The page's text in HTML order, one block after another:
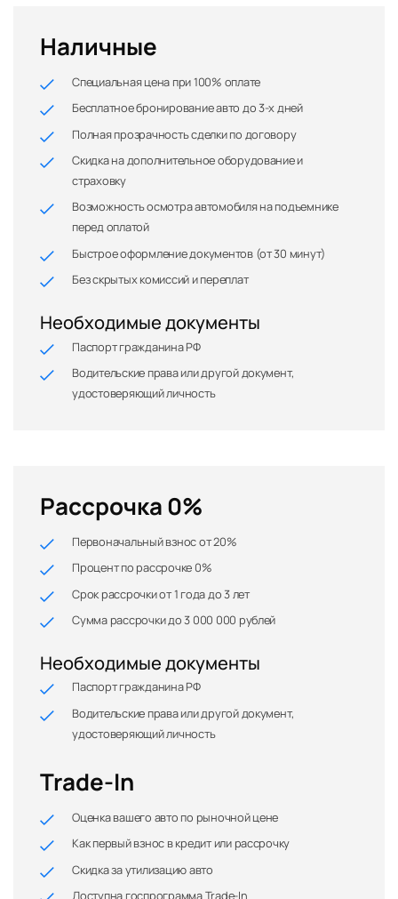
Наличные
Специальная цена при 100% оплате
Бесплатное бронирование авто до 3-х дней
Полная прозрачность сделки по договору
Скидка на дополнительное оборудование и
страховку
Возможность осмотра автомобиля на подъемнике
перед оплатой
Быстрое оформление документов (от 30 минут)
Без скрытых комиссий и переплат
Необходимые документы
Паспорт гражданина РФ
Водительские права или другой документ,
удостоверяющий личность
Рассрочка 0%
Первоначальный взнос от 20%
Процент по рассрочке 0%
Срок рассрочки от 1 года до 3 лет
Сумма рассрочки до 3 000 000 рублей
Необходимые документы
Паспорт гражданина РФ
Водительские права или другой документ,
удостоверяющий личность
Trade-In
Оценка вашего авто по рыночной цене
Как первый взнос в кредит или рассрочку
Скидка за утилизацию авто
Доступна госпрограмма Trade-In